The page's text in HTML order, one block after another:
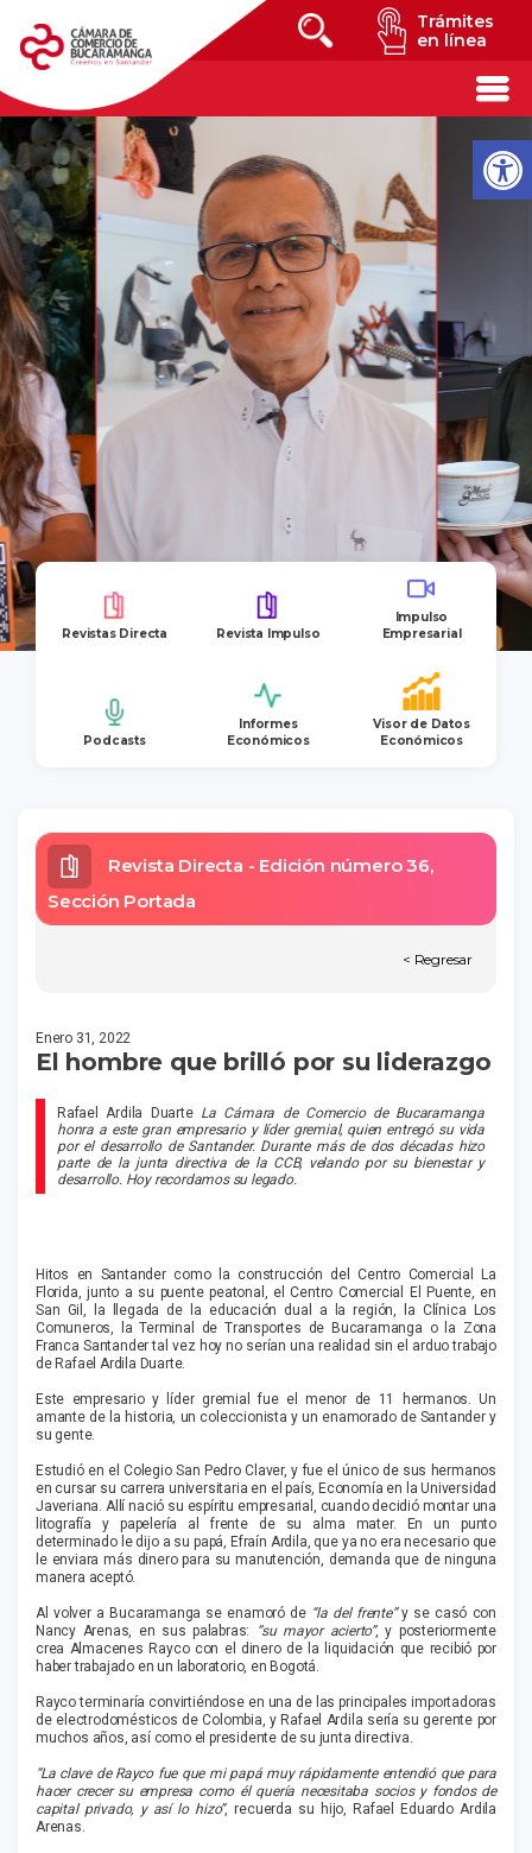
Trámites
en línea
Revistas Directa Revista Impulso
Impulso
Empresarial
Podcasts
Informes
Económicos
Visor de Datos
Económicos
Revista Directa - Edición número 36,
Sección Portada
< Regresar
Enero 31, 2022
El hombre que brilló por su liderazgo
Rafael Ardila Duarte La Cámara de Comercio de Bucaramanga
honra a este gran empresario y líder gremial, quien entregó su vida
por el desarrollo de Santander. Durante más de dos décadas hizo
parte de la junta directiva de la CCB, velando por su bienestar y
desarrollo. Hoy recordamos su legado.
Hitos en Santander como la construcción del Centro Comercial La
Florida, junto a su puente peatonal, el Centro Comercial El Puente, en
San Gil, la llegada de la educación dual a la región, la Clínica Los
Comuneros, la Terminal de Transportes de Bucaramanga o la Zona
Franca Santander tal vez hoy no serían una realidad sin el arduo trabajo
de Rafael Ardila Duarte.
Este empresario y líder gremial fue el menor de 11 hermanos. Un
amante de la historia, un coleccionista y un enamorado de Santander y
su gente.
Estudió en el Colegio San Pedro Claver, y fue el único de sus hermanos
en cursar su carrera universitaria en el país, Economía en la Universidad
Javeriana. Allí nació su espíritu empresarial, cuando decidió montar una
litografía y papelería al frente de su alma mater. En un punto
determinado le dijo a su papá, Efraín Ardila, que ya no era necesario que
le enviara más dinero para su manutención, demanda que de ninguna
manera aceptó.
Al volver a Bucaramanga se enamoró de “la del frente”y se casó con
Nancy Arenas, en sus palabras:
“su mayor acierto”, y posteriormente
crea Almacenes Rayco con el dinero de la liquidación que recibió por
haber trabajado en un laboratorio, en Bogotá.
Rayco terminaría convirtiéndose en una de las principales importadoras
de electrodomésticos de Colombia, y Rafael Ardila sería su gerente por
muchos años, así como el presidente de su junta directiva.
“La clave de Rayco fue que mi papá muy rápidamente entendió que para
hacer crecer su empresa como él quería necesitaba socios y fondos de
capital privado, y así lo hizo”, recuerda su hijo, Rafael Eduardo Ardila
Arenas.